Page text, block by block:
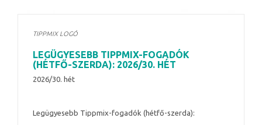
TIPPMIX LOGÓ
LEGÜGYESEBB TIPPMIX-FOGADÓK
(HÉTFŐ-SZERDA): 2026/30. HÉT
2026/30. hét
Legügyesebb Tippmix-fogadók (hétfő-szerda):